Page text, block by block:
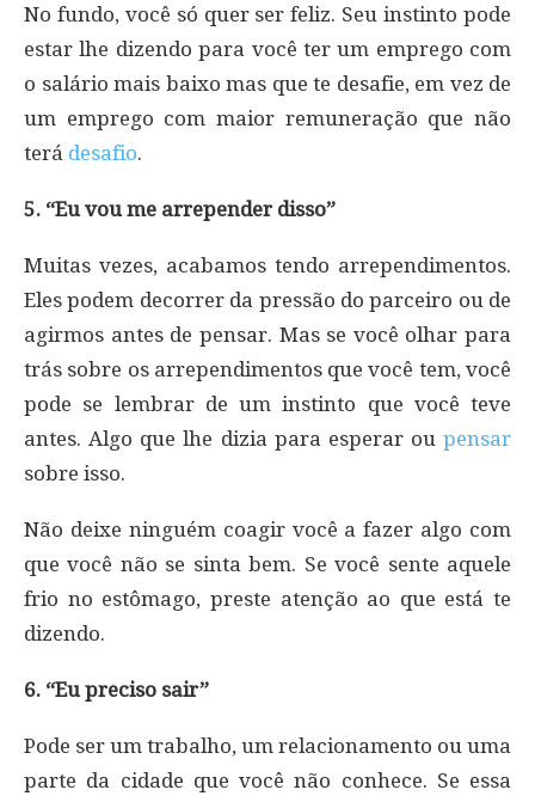
No fundo, você só quer ser feliz. Seu instinto pode
estar lhe dizendo para você ter um emprego com
o salário mais baixo mas que te desafie, em vez de
um emprego com maior remuneração que não
terá desafio.
5. “Eu vou me arrepender disso”
Muitas vezes, acabamos tendo arrependimentos.
Eles podem decorrer da pressão do parceiro ou de
agirmos antes de pensar. Mas se você olhar para
trás sobre os arrependimentos que você tem, você
pode se lembrar de um instinto que você teve
antes. Algo que lhe dizia para esperar ou pensar
sobre isso.
Não deixe ninguém coagir você a fazer algo com
que você não se sinta bem. Se você sente aquele
frio no estômago, preste atenção ao que está te
dizendo.
6. “Eu preciso sair”
Pode ser um trabalho, um relacionamento ou uma
parte da cidade que você não conhece. Se essa